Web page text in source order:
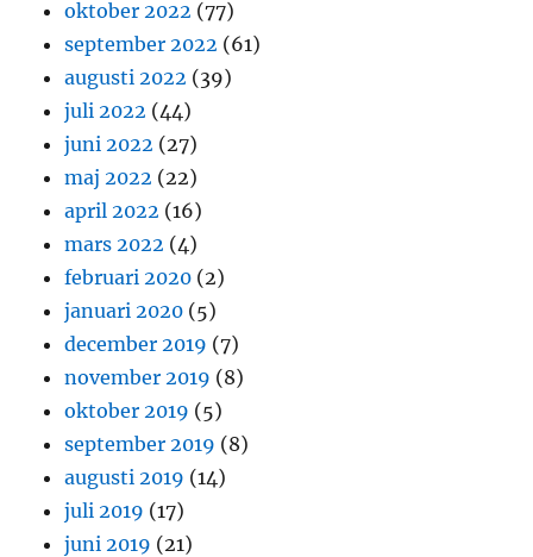
oktober 2022 (77)
september 2022 (61)
augusti 2022 (39)
juli 2022 (44)
juni 2022 (27)
maj 2022 (22)
april 2022 (16)
mars 2022 (4)
februari 2020 (2)
januari 2020 (5)
december 2019 (7)
november 2019 (8)
oktober 2019 (5)
september 2019 (8)
augusti 2019 (14)
juli 2019 (17)
juni 2019 (21)